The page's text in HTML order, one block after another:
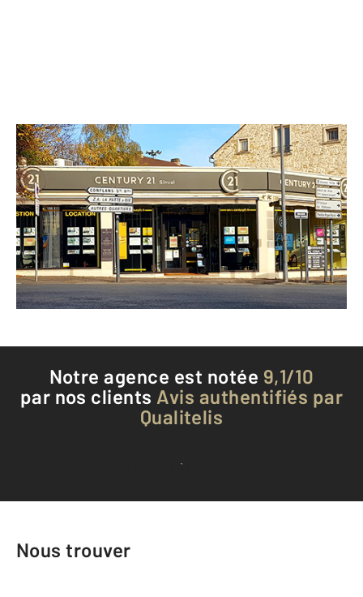
CENTURY 21 Sinval
50 rue du Général de Gaulle
HERBLAY - 95220
Envoyer un message
Téléphoner à l'agence
Notre agence est notée 9,1/10
par nos clients Avis authentifiés par
Qualitelis
Voir tous les avis clients
Nous trouver